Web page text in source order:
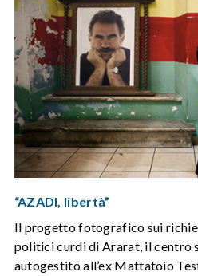
“AZADI, libertà”
Il progetto fotografico sui
politici curdi di Ararat, il centro
autogestito all’ex Mattatoio